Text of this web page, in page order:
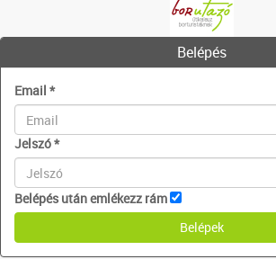
Belépés
Email *
Jelszó*
Belépés után emlékezz rám